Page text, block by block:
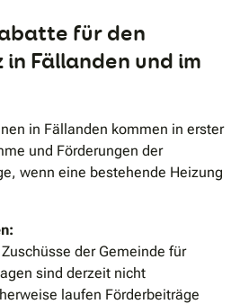
für den
Fällanden und im
in Fällanden kommen in erster
und Förderungen der
wenn eine bestehende Heizung
der Gemeinde für
sind derzeit nicht
laufen Förderbeiträge